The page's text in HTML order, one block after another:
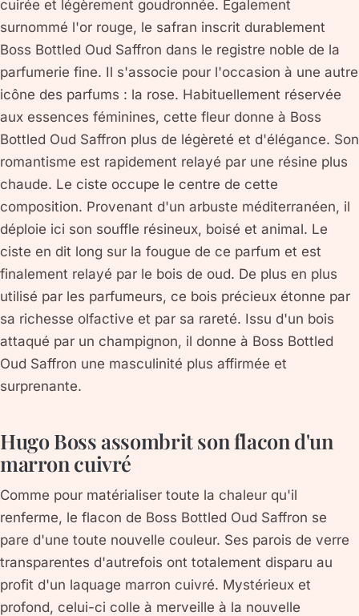
cuirée et légèrement goudronnée. Également
surnommé l'or rouge, le safran inscrit durablement
Boss Bottled Oud Saffron dans le registre noble de la
parfumerie fine. Il s'associe pour l'occasion à une autre
icône des parfums : la rose. Habituellement réservée
aux essences féminines, cette fleur donne à Boss
Bottled Oud Saffron plus de légèreté et d'élégance. Son
romantisme est rapidement relayé par une résine plus
chaude. Le ciste occupe le centre de cette
composition. Provenant d'un arbuste méditerranéen, il
déploie ici son souffle résineux, boisé et animal. Le
ciste en dit long sur la fougue de ce parfum et est
finalement relayé par le bois de oud. De plus en plus
utilisé par les parfumeurs, ce bois précieux étonne par
sa richesse olfactive et par sa rareté. Issu d'un bois
attaqué par un champignon, il donne à Boss Bottled
Oud Saffron une masculinité plus affirmée et
surprenante.
Hugo Boss assombrit son flacon d'un
marron cuivré
Comme pour matérialiser toute la chaleur qu'il
renferme, le flacon de Boss Bottled Oud Saffron se
pare d'une toute nouvelle couleur. Ses parois de verre
transparentes d'autrefois ont totalement disparu au
profit d'un laquage marron cuivré. Mystérieux et
profond, celui-ci colle à merveille à la nouvelle